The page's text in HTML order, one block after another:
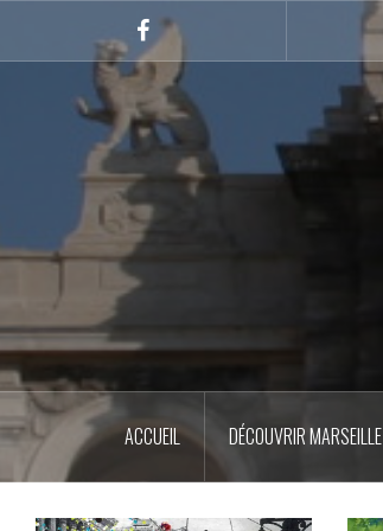
content
Facebook
ACCUEIL DÉCOUVRIR MARSEILLE